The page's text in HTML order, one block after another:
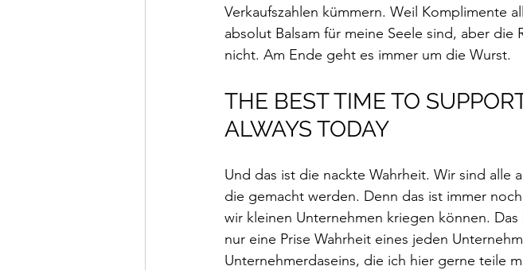
Verkaufszahlen kümmern. Weil Komplimente
absolut Balsam für meine Seele sind, aber
nicht. Am Ende geht es immer um die Wurst.
THE BEST TIME TO
ALWAYS TODAY
Und das ist die nackte Wahrheit. Wir sind alle
die gemacht werden. Denn das ist immer
wir kleinen Unternehmen kriegen können.
nur eine Prise Wahrheit eines jeden
Unternehmerdaseins, die ich hier gerne teile